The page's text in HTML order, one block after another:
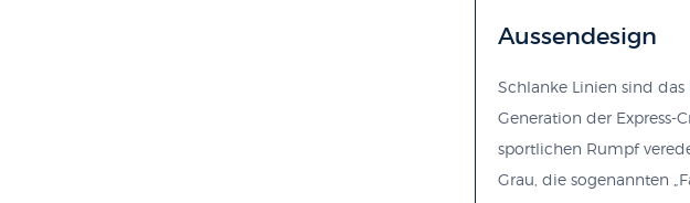
Aussendesign
Schlanke Linien sind
Generation der Express-
sportlichen Rumpf
Grau, die sogenannten